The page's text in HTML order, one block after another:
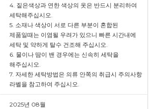
4. 짙은색상과 연한 색상의 옷은 반드시 분리하여
세탁해주십시오.
5. 소재나 색상이 서로 다른 부분이 혼합된
제품일때는 이염될 우려가 있으니 빠른 시간내에
세탁 및 약하게 탈수 건조해 주십시오.
6. 물이나 땀이 밴 경우에는 신속히 세탁을
해주십시오.
7. 자세한 세탁방법은 의류 안쪽의 취급시 주의사항
라벨을 참고하여 주십시오.
2025년 08월